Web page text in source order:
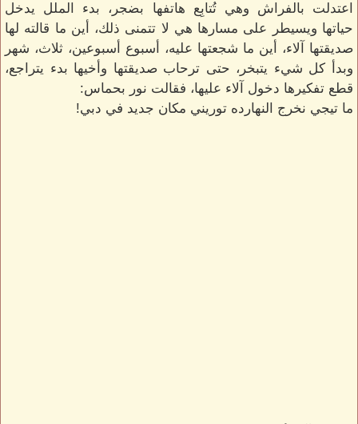
اعتدلت بالفراش وهي تُتابِع هاتفها بضجر، بدء الملل يدخل
حياتها ويسيطر على مسارها هي لا تتمنى ذلك، أين ما قالته لها
صديقتها آلاء، أين ما شجعتها عليه، أسبوع أسبوعين، ثلاث، شهر
وبدأ كل شيء يتبخر، حتى ترحاب صديقتها وأخيها بدء يتراجع،
قطع تفكيرها دخول آلاء عليها، فقالت نور بحماس:
ما تيجي نخرج النهارده توريني مكان جديد في دبي!